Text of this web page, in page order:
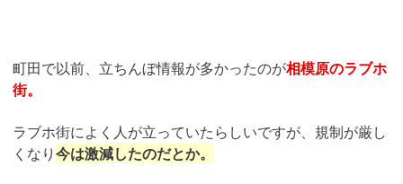
町田で以前、立ちんぼ情報が多かったのが相模原のラブホ
街。
ラブホ街によく人が立っていたらしいですが、規制が厳し
くなり今は激減したのだとか。